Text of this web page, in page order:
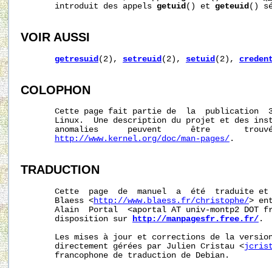
       introduit des appels
getuid() et geteuid()
VOIR AUSSI
getresuid (2), setreuid (2), setuid (2),
COLOPHON
Cette page fait partie de  la  publication
Linux.  Une description du projet et des
anomalies      peuvent      être
http://www.kernel.org/doc/man-pages/ .
TRADUCTION
Cette  page  de  manuel  a  été  traduite
       Blaess <
http://www.blaess.fr/christophe/>
Alain  Portal  <aportal AT univ-montp2 DOT
       disposition sur
http://manpagesfr.free.fr/ .
Les mises à jour et corrections de la
       directement gérées par Julien Cristau <
       francophone de traduction de Debian.